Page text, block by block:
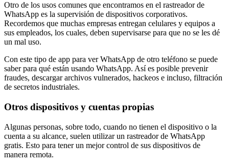
Otro de los usos comunes que encontramos en el rastreador de
WhatsApp es la supervisión de dispositivos corporativos.
Recordemos que muchas empresas entregan celulares y equipos a
sus empleados, los cuales, deben supervisarse para que no se les dé
un mal uso.
Con este tipo de app para ver WhatsApp de otro teléfono se puede
saber para qué están usando WhatsApp. Así es posible prevenir
fraudes, descargar archivos vulnerados, hackeos e incluso, filtración
de secretos industriales.
Otros dispositivos y cuentas propias
Algunas personas, sobre todo, cuando no tienen el dispositivo o la
cuenta a su alcance, suelen utilizar un rastreador de WhatsApp
gratis. Esto para tener un mejor control de sus dispositivos de
manera remota.